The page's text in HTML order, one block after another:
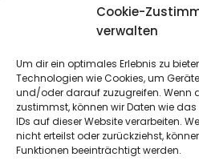
Cookie-
verwalten
Um dir ein optimales Erlebnis zu
Technologien wie Cookies, um
und/oder darauf zuzugreifen. Wenn
zustimmst, können wir Daten wie
IDs auf dieser Website verarbeiten.
nicht erteilst oder zurückziehst,
Funktionen beeinträchtigt werden.
Mitarbeitende in der christlichen
Erwachsenenarbeit. Aufjofindet
Beteiligte
CVJM-Landesverband Bayern e. V.
CVJM-Westbund e. V.|Deutscher
Christus“ e.